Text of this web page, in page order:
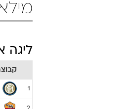
מילאן
ליגה
1